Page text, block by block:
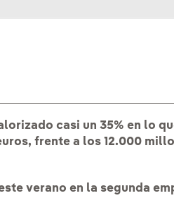
casi un 35% en lo
frente a los 12.000
verano en la segunda